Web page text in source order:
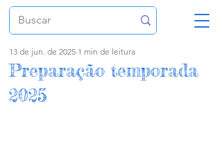
Preparação temporada
2025
13 de jun. de 2025 1 min de leitura